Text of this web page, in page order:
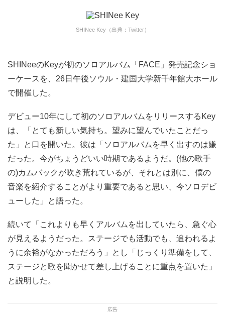
SHINee Key（出典：Twitter）
SHINeeのKeyが初のソロアルバム「FACE」発売記念ショ
ーケースを、26日午後ソウル・建国大学新千年館大ホール
で開催した。
デビュー10年にして初のソロアルバムをリリースするKey
は、「とても新しい気持ち。望みに望んでいたことだっ
た」と口を開いた。彼は「ソロアルバムを早く出すのは嫌
だった。今がちょうどいい時期であるようだ。(他の歌手
の)カムバックが吹き荒れているが、それとは別に、僕の
音楽を紹介することがより重要であると思い、今ソロデビ
ューした」と語った。
続いて「これよりも早くアルバムを出していたら、急ぐ心
が見えるようだった。ステージでも活動でも、追われるよ
うに余裕がなかっただろう」とし「じっくり準備をして、
ステージと歌を聞かせて差し上げることに重点を置いた」
と説明した。